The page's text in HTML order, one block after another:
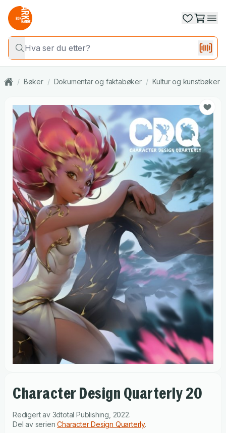
/ Bøker / Dokumentar og faktabøker / Kultur og kunstbøker
Character Design Quarterly 20
Redigert av 3dtotal Publishing 2022.
Del av serienCharacter Design Quarterly.